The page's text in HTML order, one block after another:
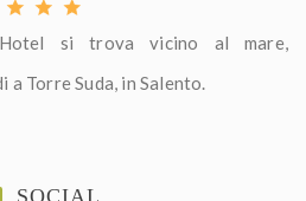
si trova vicino al mare,
a Torre Suda, in Salento.